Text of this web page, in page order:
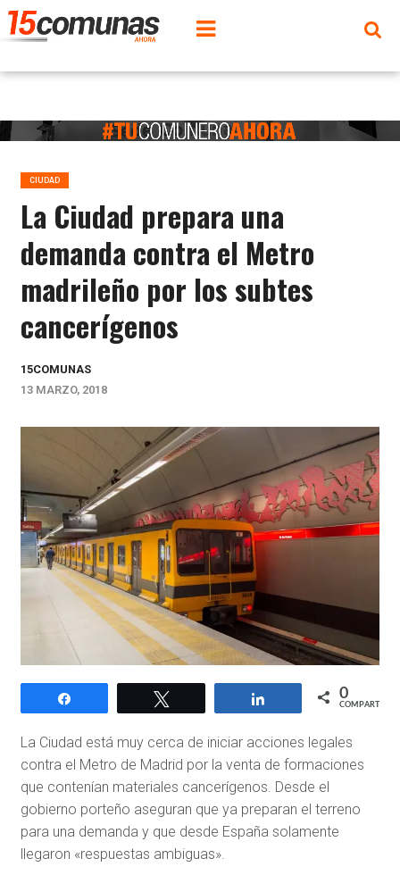
CIUDAD
La Ciudad prepara una
demanda contra el Metro
madrileño por los subtes
cancerígenos
15COMUNAS
13 MARZO, 2018
Compartir 0
COMPARTIR
La Ciudad está muy cerca de iniciar acciones legales
contra el Metro de Madrid por la venta de formaciones
que contenían materiales cancerígenos. Desde el
gobierno porteño aseguran que ya preparan el terreno
para una demanda y que desde España solamente
llegaron «respuestas ambiguas».